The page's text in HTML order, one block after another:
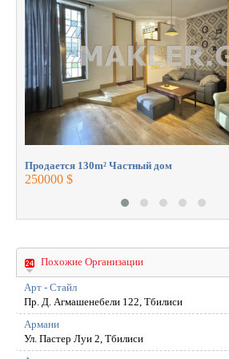
Продается 130m² Частный дом
250000 $
Похожие Организации
Арт - Стайл
Пр. Д. Агмашенебели 122, Тбилиси
Армани
Ул. Пастер Луи 2, Тбилиси